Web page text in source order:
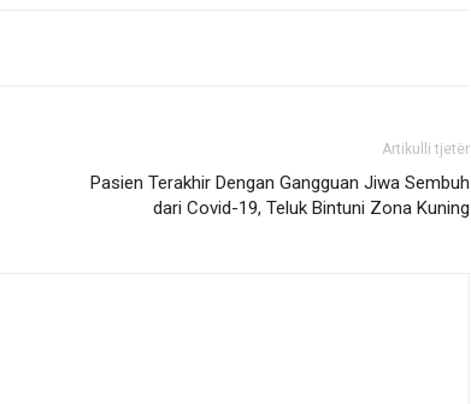
Artikulli tjetër
Pasien Terakhir Dengan Gangguan Jiwa Sembuh
dari Covid-19, Teluk Bintuni Zona Kuning